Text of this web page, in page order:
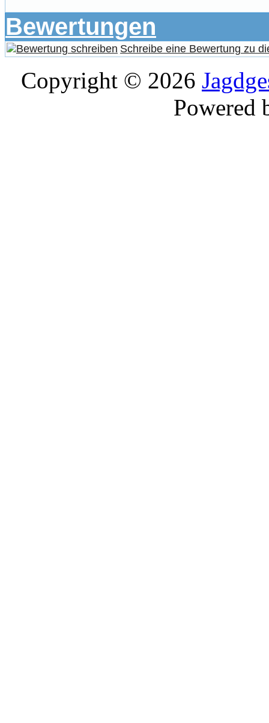
Bewertungen
Schreibe eine Bewertung zu
Copyright © 2026
Powered